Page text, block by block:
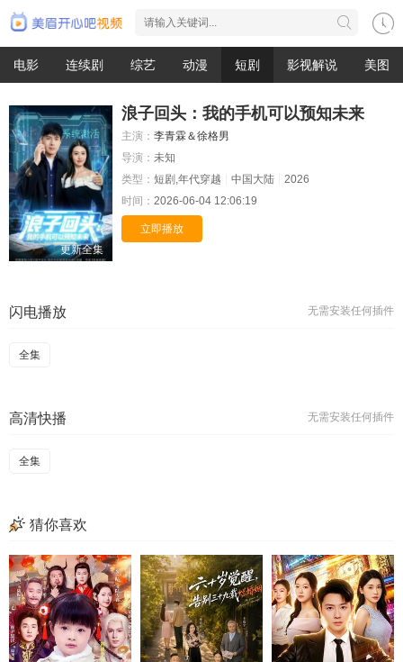
电影 连续剧 综艺 动漫 短剧 影视解说 美图
更新全集
浪子回头：我的手机可以预知未来
主演： 李青霖＆徐格男
导演： 未知
类型： 短剧,年代穿越 中国大陆
2026
时间： 2026-06-04 12:06:19
立即播放
无需安装任何插件
闪电播放
全集
无需安装任何插件
高清快播
全集
猜你喜欢